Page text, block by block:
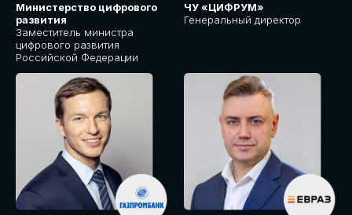
Министерство цифрового
развития
Заместитель министра
цифрового развития
Российской Федерации
ЧУ «ЦИФРУМ»
Генеральный директор